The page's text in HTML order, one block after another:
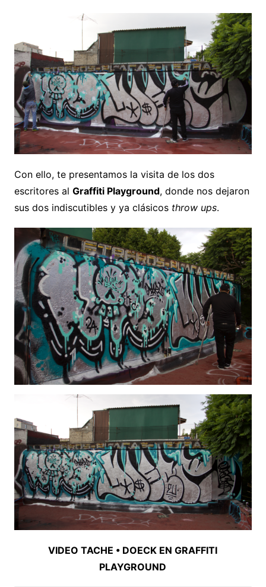
Con ello, te presentamos la visita de los dos
escritores al Graffiti Playground, donde nos dejaron
sus dos indiscutibles y ya clásicos throw ups.
VIDEO TACHE • DOECK EN GRAFFITI
PLAYGROUND